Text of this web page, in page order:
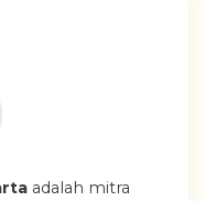
adalah mitra